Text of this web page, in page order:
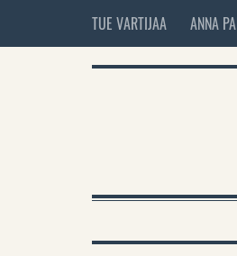
TUE VARTIJAA ANNA